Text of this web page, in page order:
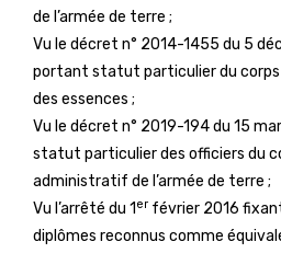
de l’armée de terre ;
Vu le décret n° 2014-1455 du 5
portant statut particulier du corps
des essences ;
Vu le décret n° 2019-194 du 15
statut particulier des officiers du
administratif de l’armée de terre ;
Vu l’arrêté du 1 er février 2016
diplômes reconnus comme